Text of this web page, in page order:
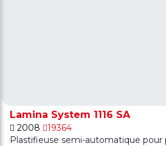
Lamina System 1116 SA
2008
19364
Plastifieuse semi-automatique pour